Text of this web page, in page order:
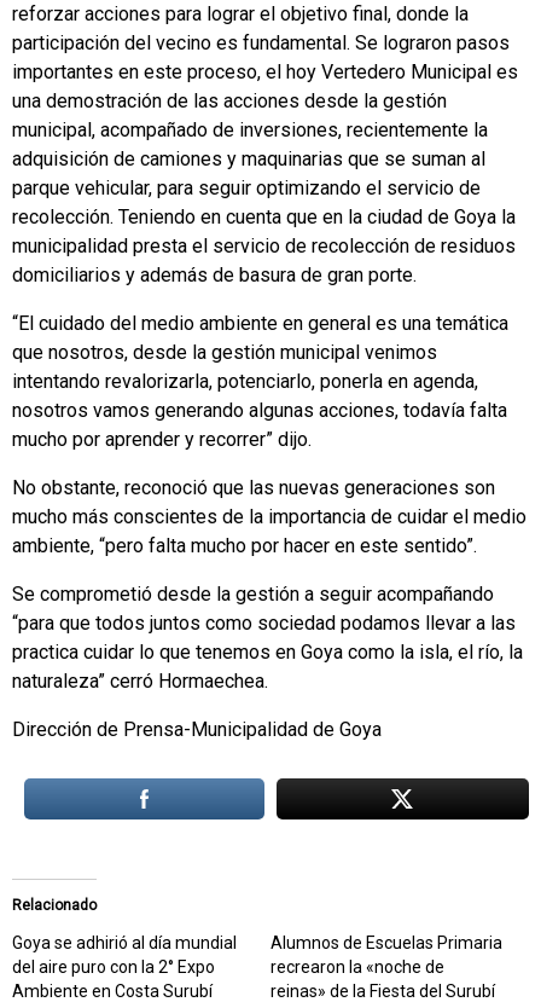
reforzar acciones para lograr el objetivo final, donde la
participación del vecino es fundamental. Se lograron pasos
importantes en este proceso, el hoy Vertedero Municipal es
una demostración de las acciones desde la gestión
municipal, acompañado de inversiones, recientemente la
adquisición de camiones y maquinarias que se suman al
parque vehicular, para seguir optimizando el servicio de
recolección. Teniendo en cuenta que en la ciudad de Goya la
municipalidad presta el servicio de recolección de residuos
domiciliarios y además de basura de gran porte.
“El cuidado del medio ambiente en general es una temática
que nosotros, desde la gestión municipal venimos
intentando revalorizarla, potenciarlo, ponerla en agenda,
nosotros vamos generando algunas acciones, todavía falta
mucho por aprender y recorrer” dijo.
No obstante, reconoció que las nuevas generaciones son
mucho más conscientes de la importancia de cuidar el medio
ambiente, “pero falta mucho por hacer en este sentido”.
Se comprometió desde la gestión a seguir acompañando
“para que todos juntos como sociedad podamos llevar a las
practica cuidar lo que tenemos en Goya como la isla, el río, la
naturaleza” cerró Hormaechea.
Dirección de Prensa-Municipalidad de Goya
Relacionado
Goya se adhirió al día mundial
del aire puro con la 2° Expo
Ambiente en Costa Surubí
Alumnos de Escuelas Primaria
recrearon la «noche de
reinas» de la Fiesta del Surubí